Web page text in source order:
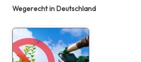
Wegerecht in Deutschland